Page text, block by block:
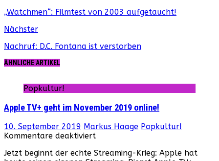
„Watchmen“: Filmtest von 2003 aufgetaucht!
Nächster
Nachruf: D.C. Fontana ist verstorben
ÄHNLICHE ARTIKEL
Popkultur!
Apple TV+ geht im November 2019 online!
10. September 2019 Markus Haage Popkultur!
Kommentare deaktiviertfür
TV+
Jetzt beginnt der echte Streaming-Krieg: Apple hat